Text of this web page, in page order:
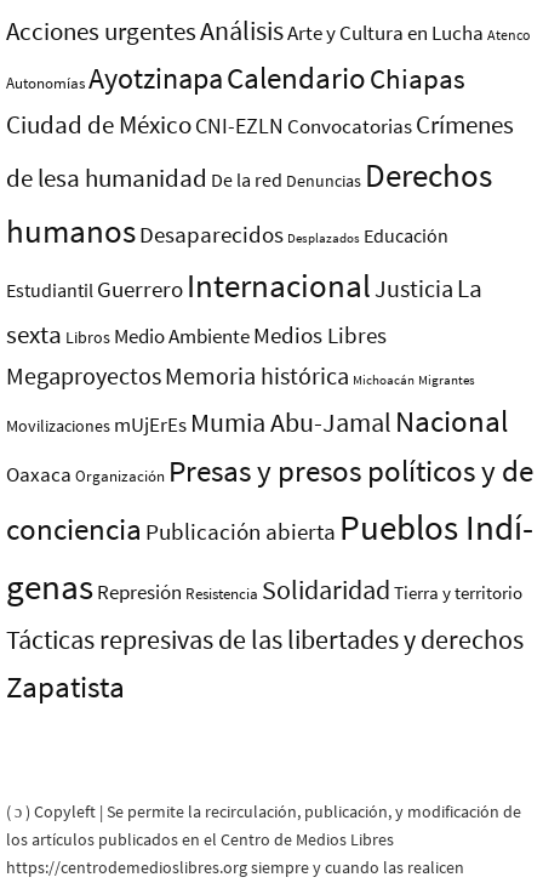
Acciones urgentesAnálisisArte y Cultura en Lucha Atenco
AutonomíasAyotzinapaCalendarioChiapas
Ciudad de MéxicoCNI-EZLN ConvocatoriasCrímenes
de lesa humanidad De la red Denuncias Derechos
humanosDesaparecidos Desplazados Educación
Estudiantil Guerrero InternacionalJusticia La
sexta Libros Medio AmbienteMedios Libres
MegaproyectosMemoria histórica Michoacán Migrantes
Movilizaciones mUjErEs Mumia Abu-Jamal Nacional
Oaxaca Organización Presas y presos polí­ticos y de
conciencia Publicación abierta Pueblos Indí­
genasRepresión Resistencia Solidaridad Tierra y territorio
Tácticas represivas de las libertades y derechos
Zapatista
( ɔ ) Copyleft | Se permite la recirculación, publicación, y modificación de
los artículos publicados en el Centro de Medios Libres
https://centrodemedioslibres.org siempre y cuando las realicen